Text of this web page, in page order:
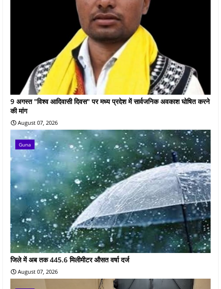
9 अगस्त "विश्व आदिवासी दिवस" पर मध्य प्रदेश में सार्वजनिक अवकाश घोषित करने
की मांग
August 07, 2026
Guna
जिले में अब तक 445.6 मिलीमीटर औसत वर्षा दर्ज
August 07, 2026